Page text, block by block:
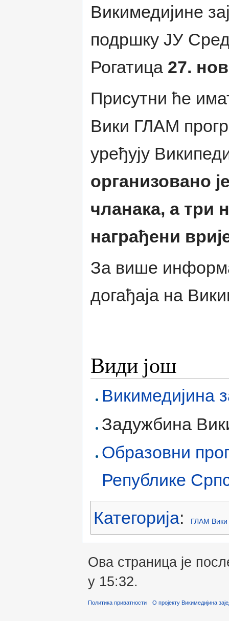
Викимедијине
подршку ЈУ
Рогатица 27.
Присутни ће
Вики ГЛАМ
уређују
организовано
чланака, а три
награђени
За више
догађаја на
Види још
Викимедијина
Задужбина
Образовни
Републике
Категорија: ГЛАМ Вики
Ова страница је
у 15:32.
Политика приватности О пројекту Викимедијина